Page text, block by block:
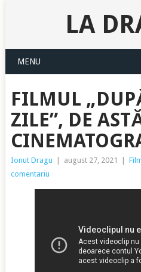
LA
MENU
FILMUL
ZILE”, DE
Ionut Dragu august 27, 2021
comentariu